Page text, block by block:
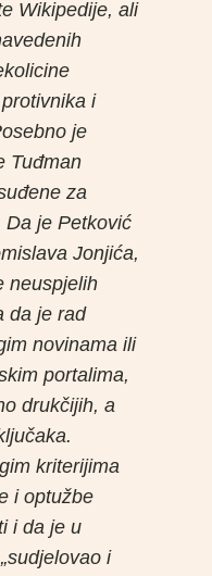
Wikipedije, ali
i
je
Tuđman
za
Da je Petković
Jonjića,
neuspjelih
da je rad
novinama ili
portalima,
drukčijih, a
kriterijima
i optužbe
i da je u
i